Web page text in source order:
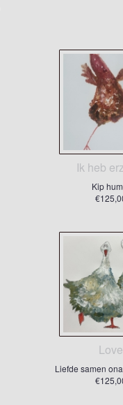
Ik heb
Kip
Love
Liefde samen